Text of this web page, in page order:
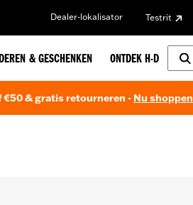
Dealer-lokalisator Testrit
& GESCHENKEN ONTDEK H-D
€50 & gratis retourneren - Nu shoppen